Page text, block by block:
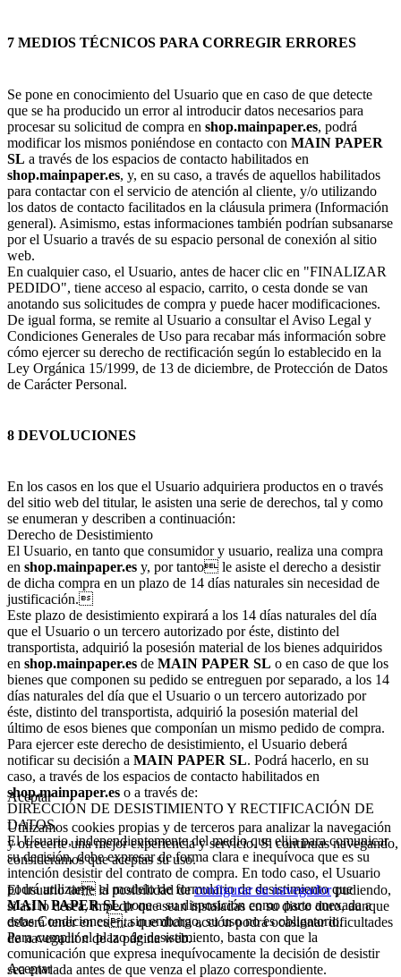
7 MEDIOS TÉCNICOS PARA CORREGIR ERRORES
Se pone en conocimiento del Usuario que en caso de que detecte
que se ha producido un error al introducir datos necesarios para
procesar su solicitud de compra en shop.mainpaper.es, podrá
modificar los mismos poniéndose en contacto con MAIN PAPER
SL a través de los espacios de contacto habilitados en
shop.mainpaper.es, y, en su caso, a través de aquellos habilitados
para contactar con el servicio de atención al cliente, y/o utilizando
los datos de contacto facilitados en la cláusula primera (Información
general). Asimismo, estas informaciones también podrían subsanarse
por el Usuario a través de su espacio personal de conexión al sitio
web.
En cualquier caso, el Usuario, antes de hacer clic en "FINALIZAR
PEDIDO", tiene acceso al espacio, carrito, o cesta donde se van
anotando sus solicitudes de compra y puede hacer modificaciones.
De igual forma, se remite al Usuario a consultar el Aviso Legal y
Condiciones Generales de Uso para recabar más información sobre
cómo ejercer su derecho de rectificación según lo establecido en la
Ley Orgánica 15/1999, de 13 de diciembre, de Protección de Datos
de Carácter Personal.
8 DEVOLUCIONES
En los casos en los que el Usuario adquiriera productos en o través
del sitio web del titular, le asisten una serie de derechos, tal y como
se enumeran y describen a continuación:
Derecho de Desistimiento
El Usuario, en tanto que consumidor y usuario, realiza una compra
en shop.mainpaper.es y, por tanto le asiste el derecho a desistir
de dicha compra en un plazo de 14 días naturales sin necesidad de
justificación.
Este plazo de desistimiento expirará a los 14 días naturales del día
que el Usuario o un tercero autorizado por éste, distinto del
transportista, adquirió la posesión material de los bienes adquiridos
en shop.mainpaper.es de MAIN PAPER SL o en caso de que los
bienes que componen su pedido se entreguen por separado, a los 14
días naturales del día que el Usuario o un tercero autorizado por
éste, distinto del transportista, adquirió la posesión material del
último de esos bienes que componían un mismo pedido de compra.
Para ejercer este derecho de desistimiento, el Usuario deberá
notificar su decisión a MAIN PAPER SL. Podrá hacerlo, en su
caso, a través de los espacios de contacto habilitados en
shop.mainpaper.es o a través de:
DIRECCIÓN DE DESISTIMIENTO Y RECTIFICACIÓN DE
DATOS.
El Usuario, independientemente del medio que elija para comunicar
su decisión, debe expresar de forma clara e inequívoca que es su
intención desistir del contrato de compra. En todo caso, el Usuario
podrá utilizar el modelo de formulario de desistimiento que
MAIN PAPER SLpone a su disposición como parte anexada a
estas Condiciones, sin embargo, su uso no es obligatorio.
Para cumplir el plazo de desistimiento, basta con que la
comunicación que expresa inequívocamente la decisión de desistir
sea enviada antes de que venza el plazo correspondiente.
Aceptar
Utilizamos cookies propias y de terceros para analizar la navegación
y ofrecerte una mejor experiencia y servicio. Si continuas navegando,
consideramos que aceptas su uso.
El usuario tiene la posibilidad deconfigurar su navegadorpudiendo,
si así lo desea, impedir que sean instaladas en su disco duro, aunque
deberá tener en cuenta que dicha acción podrá ocasionar dificultades
de navegación de la página web.
Aceptar